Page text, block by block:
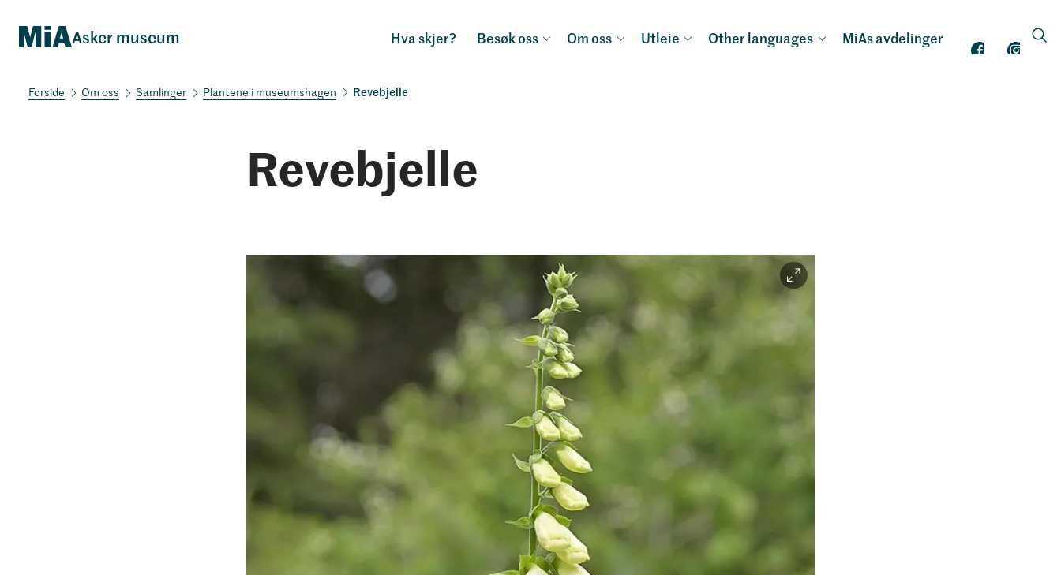
Asker museum Hva skjer? Besøk oss Om oss Utleie Other languages MiAs avdelinger
Om oss Samlinger Plantene i museumshagen Revebjelle
Revebjelle